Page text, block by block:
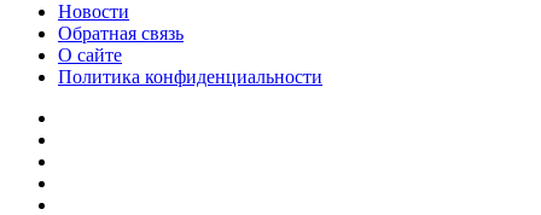
Новости
Обратная связь
О сайте
Политика конфиденциальности